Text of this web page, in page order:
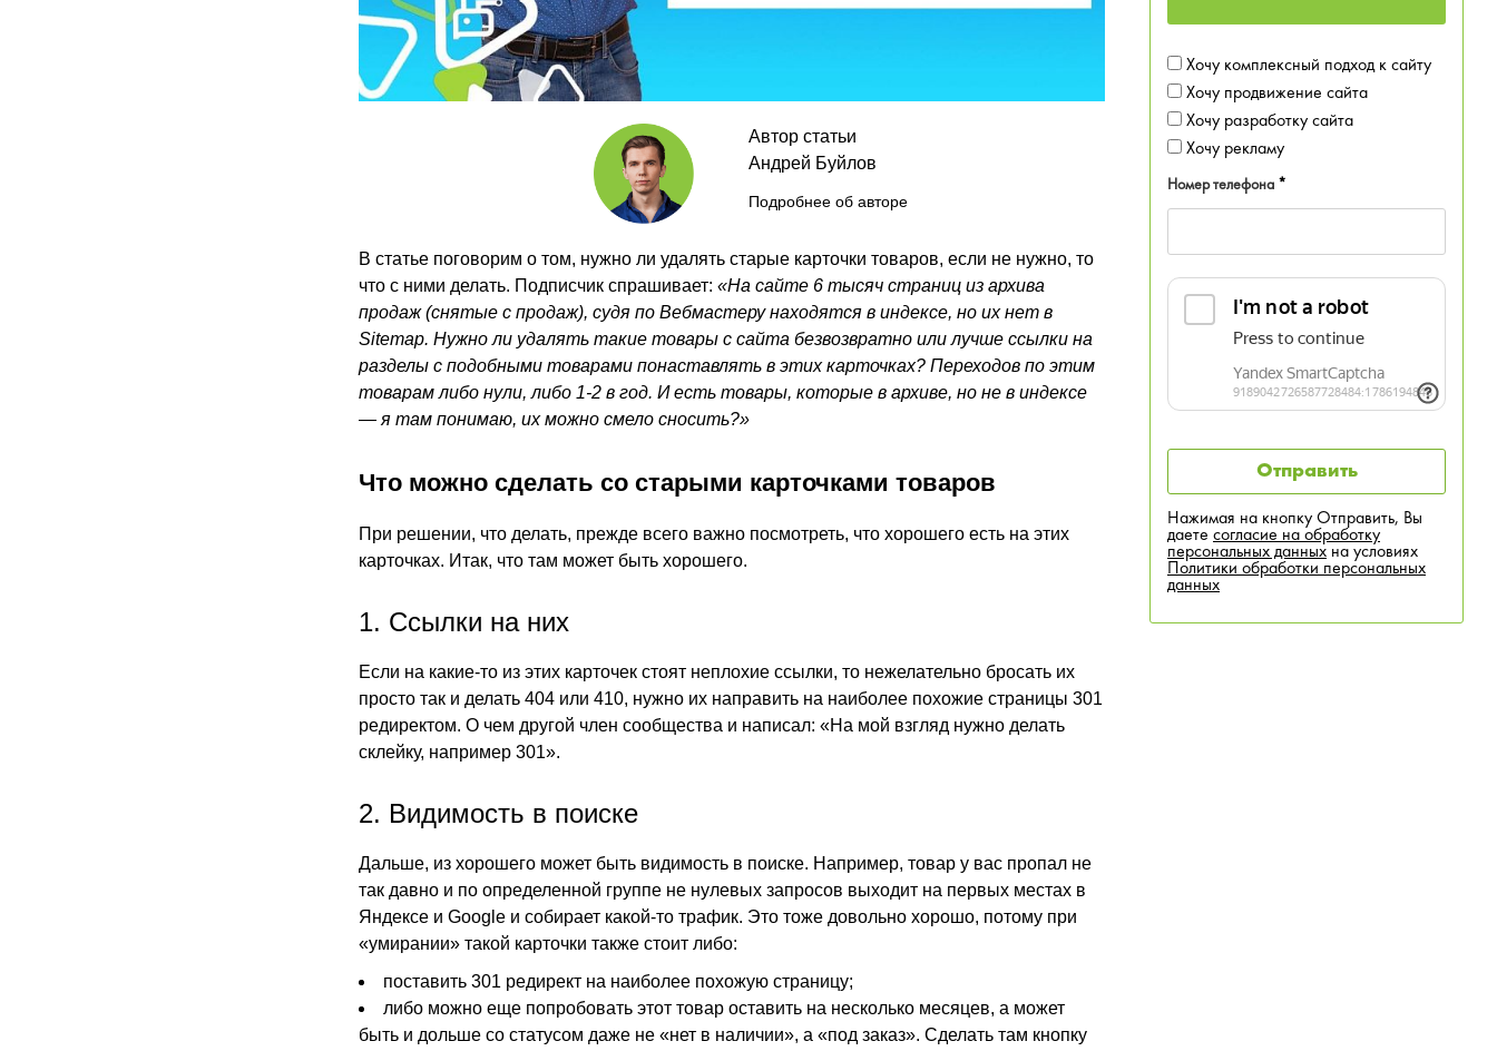
Автор статьи
Андрей Буйлов
Подробнее об авторе
В статье поговорим о том, нужно ли удалять старые карточки товаров, если не нужно, то
что с ними делать. Подписчик спрашивает: «На сайте 6 тысяч страниц из архива
продаж (снятые с продаж), судя по Вебмастеру находятся в индексе, но их нет в
Sitemap. Нужно ли удалять такие товары с сайта безвозвратно или лучше ссылки на
разделы с подобными товарами понаставлять в этих карточках? Переходов по этим
товарам либо нули, либо 1-2 в год. И есть товары, которые в архиве, но не в индексе
— я там понимаю, их можно смело сносить?»
Что можно сделать со старыми карточками товаров
При решении, что делать, прежде всего важно посмотреть, что хорошего есть на этих
карточках. Итак, что там может быть хорошего.
1. Ссылки на них
Если на какие-то из этих карточек стоят неплохие ссылки, то нежелательно бросать их
просто так и делать 404 или 410, нужно их направить на наиболее похожие страницы 301
редиректом. О чем другой член сообщества и написал: «На мой взгляд нужно делать
склейку, например 301».
2. Видимость в поиске
Дальше, из хорошего может быть видимость в поиске. Например, товар у вас пропал не
так давно и по определенной группе не нулевых запросов выходит на первых местах в
Яндексе и Google и собирает какой-то трафик. Это тоже довольно хорошо, потому при
«умирании» такой карточки также стоит либо:
поставить 301 редирект на наиболее похожую страницу;
либо можно еще попробовать этот товар оставить на несколько месяцев, а может
быть и дольше со статусом даже не «нет в наличии», а «под заказ». Сделать там кнопку
Хочу комплексный подход к сайту
Хочу продвижение сайта
Хочу разработку сайта
Хочу рекламу
Номер телефона *
Нажимая на кнопку Отправить, Вы
даете согласие на обработку
персональных данных на условиях
Политики обработки персональных
данных